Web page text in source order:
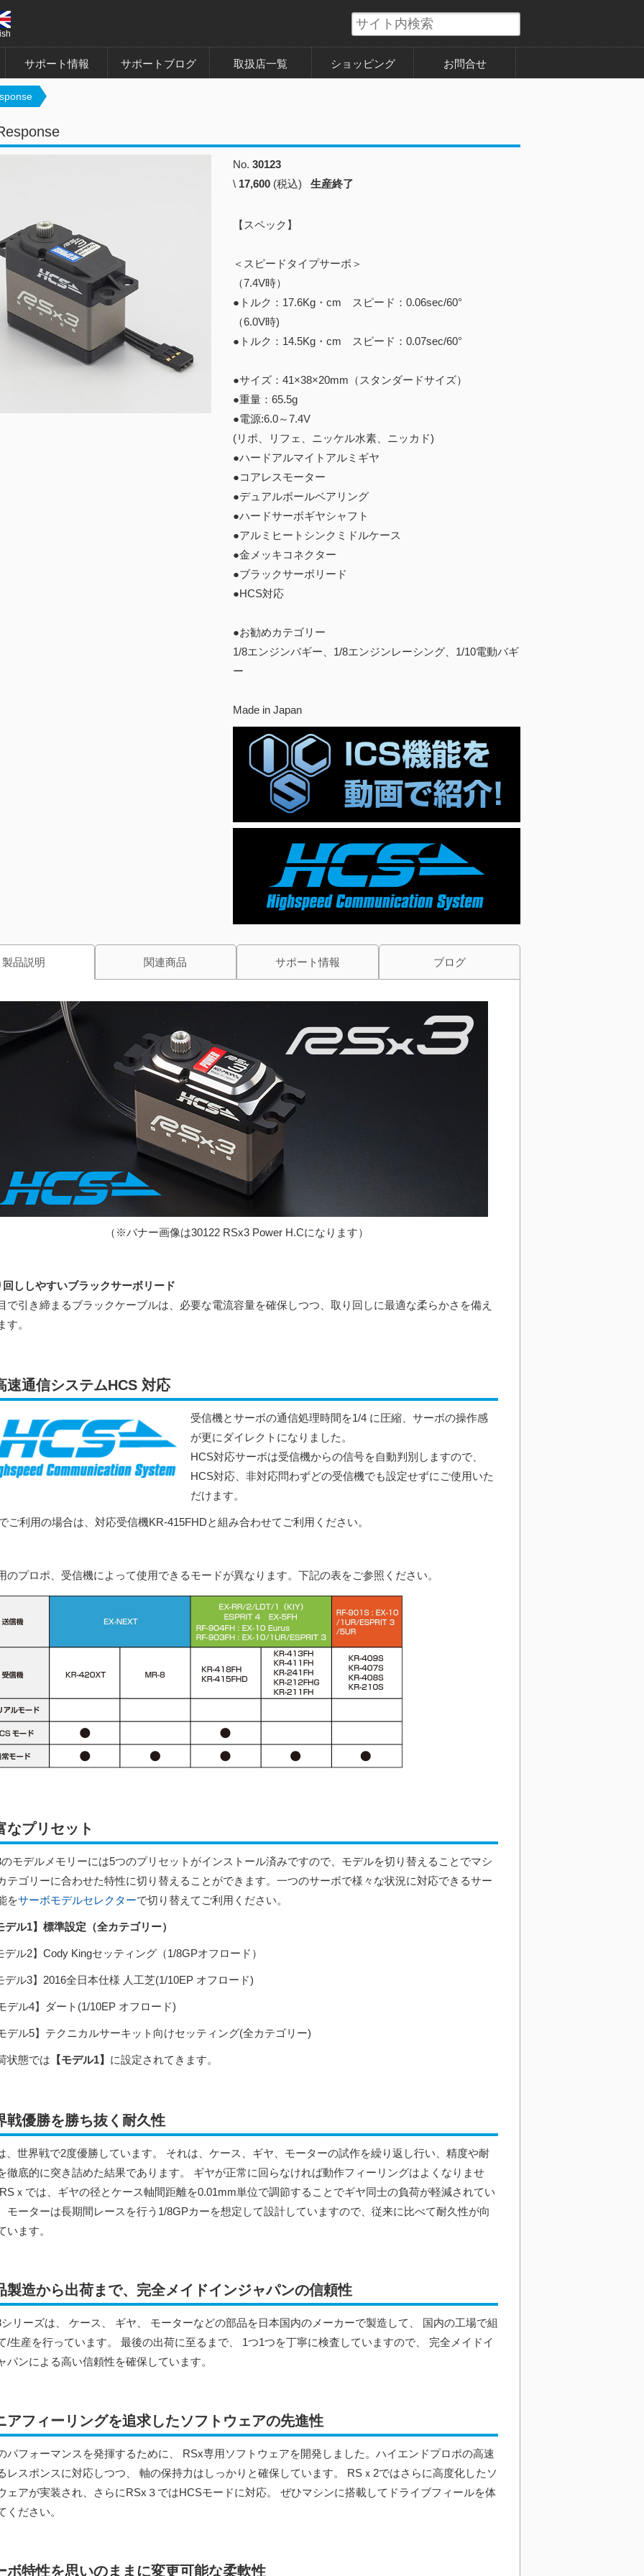
サポート情報 サポートブログ 取扱店一覧 ショッピング お問合せ
No. 30123
\ 17,600 (税込) 生産終了
【スペック】
＜スピードタイプサーボ＞
（7.4V時）
●トルク：17.6Kg・cm スピード：0.06sec/60°
（6.0V時)
●トルク：14.5Kg・cm スピード：0.07sec/60°
●サイズ：41×38×20mm（スタンダードサイズ）
●重量：65.5g
●電源:6.0～7.4V
(リポ、リフェ、ニッケル水素、ニッカド)
●ハードアルマイトアルミギヤ
●コアレスモーター
●デュアルボールベアリング
●ハードサーボギヤシャフト
●アルミヒートシンクミドルケース
●金メッキコネクター
●ブラックサーボリード
●HCS対応
●お勧めカテゴリー
1/8エンジンバギー、1/8エンジンレーシング、1/10電動バギ
ー
Made in Japan
製品説明 関連商品 サポート情報 ブログ
（※バナー画像は30122 RSx3 Power H.Cになります）
ししやすいブラックサーボリード
で引き締まるブラックケーブルは、必要な電流容量を確保しつつ、取り回しに最適な柔らかさを備え
す。
速通信システムHCS 対応
受信機とサーボの通信処理時間を1/4 に圧縮、サーボの操作感
が更にダイレクトになりました。
HCS対応サーボは受信機からの信号を自動判別しますので、
HCS対応、非対応問わずどの受信機でも設定せずにご使用いた
だけます。
ご利用の場合は、対応受信機KR-415FHDと組み合わせてご利用ください。
のプロポ、受信機によって使用できるモードが異なります。下記の表をご参照ください。
なプリセット
モデルメモリーには5つのプリセットがインストール済みですので、モデルを切り替えることでマシ
テゴリーに合わせた特性に切り替えることができます。一つのサーボで様々な状況に対応できるサー
をサーボモデルセレクターで切り替えてご利用ください。
ル1】標準設定（全カテゴリー）
ル2】Cody Kingセッティング（1/8GPオフロード）
ル3】2016全日本仕様 人工芝(1/10EP オフロード)
ル4】ダート(1/10EP オフロード)
ル5】テクニカルサーキット向けセッティング(全カテゴリー)
状態では 【モデル1】 に設定されてきます。
戦優勝を勝ち抜く耐久性
、世界戦で2度優勝しています。 それは、ケース、ギヤ、モーターの試作を繰り返し行い、精度や耐
徹底的に突き詰めた結果であります。 ギヤが正常に回らなければ動作フィーリングはよくなりませ
ｘでは、ギヤの径とケース軸間距離を0.01mm単位で調節することでギヤ同士の負荷が軽減されてい
モーターは長期間レースを行う1/8GPカーを想定して設計していますので、従来に比べて耐久性が向
います。
製造から出荷まで、完全メイドインジャパンの信頼性
リーズは、 ケース、 ギヤ、 モーターなどの部品を日本国内のメーカーで製造して、 国内の工場で組
/生産を行っています。 最後の出荷に至るまで、 1つ1つを丁寧に検査していますので、 完全メイドイ
パンによる高い信頼性を確保しています。
アフィーリングを追求したソフトウェアの先進性
パフォーマンスを発揮するために、 RSx専用ソフトウェアを開発しました。ハイエンドプロポの高速
レスポンスに対応しつつ、 軸の保持力はしっかりと確保しています。 RSｘ2ではさらに高度化したソ
ェアが実装され、さらにRSx３ではHCSモードに対応。 ぜひマシンに搭載してドライブフィールを体
ください。
ボ特性を思いのままに変更可能な柔軟性